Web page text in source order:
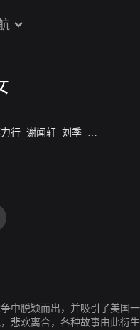
行 谢闻轩 刘季 郝婷婷
中脱颖而出，并吸引了美国
悲欢离合，各种故事由此